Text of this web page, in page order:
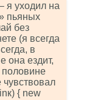
я уходил на
пьяных
без
(я всегда
в
она ездит,
половине
{ nеw